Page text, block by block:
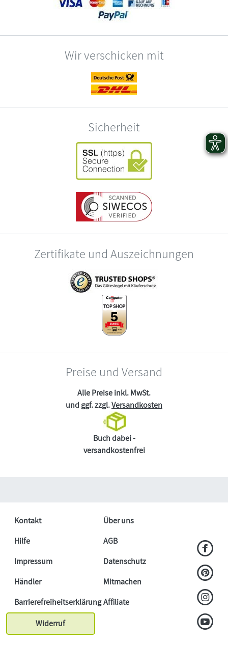
Wir verschicken mit
Sicherheit
Zertifikate und Auszeichnungen
Preise und Versand
Alle Preise inkl. MwSt.
und ggf. zzgl.Versandkosten
Buch dabei -
versandkostenfrei
Kontakt
Über uns
Hilfe
AGB
Impressum
Datenschutz
Händler
Mitmachen
BarrierefreiheitserklärungAffiliate
Widerruf